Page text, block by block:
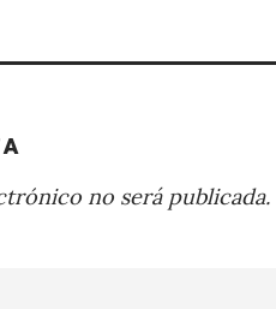
no será publicada.